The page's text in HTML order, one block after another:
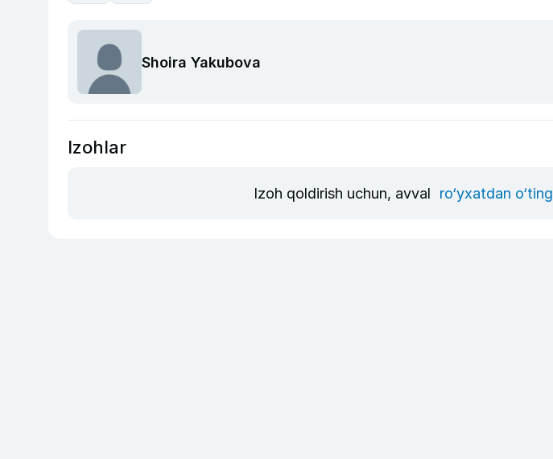
Shoira Yakubova
Izohlar
Izoh qoldirish uchun, avval ro‘yxatdan o‘ting